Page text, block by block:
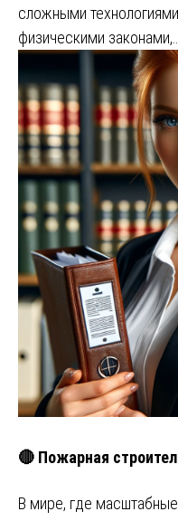
сложными
физическими
🔴 Пожарная
В мире, где